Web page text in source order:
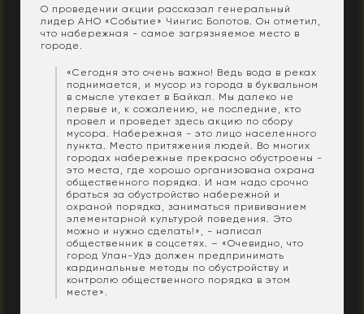
О проведении акции рассказал генеральный
лидер АНО «Событие» Чингис Болотов. Он отметил,
что набережная - самое загрязняемое место в
городе.
«Сегодня это очень важно! Ведь вода в реках
поднимается, и мусор из города в буквальном
в смысле утекает в Байкал. Мы далеко не
первые и, к сожалению, не последние, кто
провел и проведет здесь акцию по сбору
мусора. Набережная - это лицо населенного
пункта. Место притяжения людей. Во многих
городах набережные прекрасно обустроены -
это места, где хорошо организована охрана
общественного порядка. И нам надо срочно
браться за обустройство набережной и
охраной порядка, заниматься прививанием
элементарной культурой поведения. Это
можно и нужно сделать!», - написал
общественник в соцсетях. – «Очевидно, что
город Улан-Удэ должен предпринимать
кардинальные методы по обустройству и
контролю общественного порядка в этом
месте».